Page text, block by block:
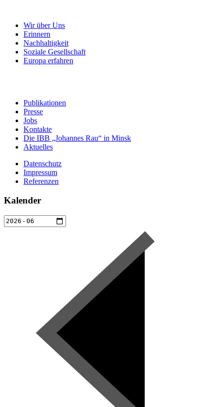
Wir über Uns
Erinnern
Nachhaltigkeit
Soziale Gesellschaft
Europa erfahren
Publikationen
Presse
Jobs
Kontakte
Die IBB „Johannes Rau“ in Minsk
Aktuelles
Datenschutz
Impressum
Referenzen
Kalender